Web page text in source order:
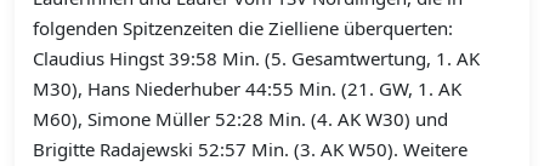
folgenden Spitzenzeiten die Zielliene überquerten:
Claudius Hingst 39:58 Min. (5. Gesamtwertung, 1. AK
M30), Hans Niederhuber 44:55 Min. (21. GW, 1. AK
M60), Simone Müller 52:28 Min. (4. AK W30) und
Brigitte Radajewski 52:57 Min. (3. AK W50). Weitere